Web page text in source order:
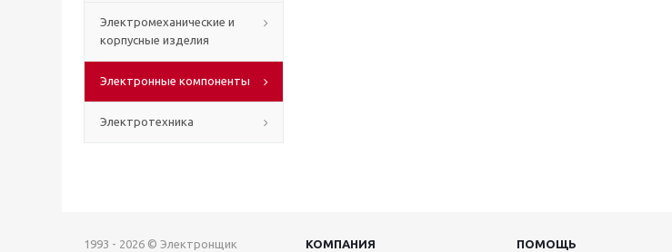
Электромеханические и
корпусные изделия
Электронные компоненты
Электротехника
1993 - 2026 © Электронщик КОМПАНИЯ ПОМОЩЬ